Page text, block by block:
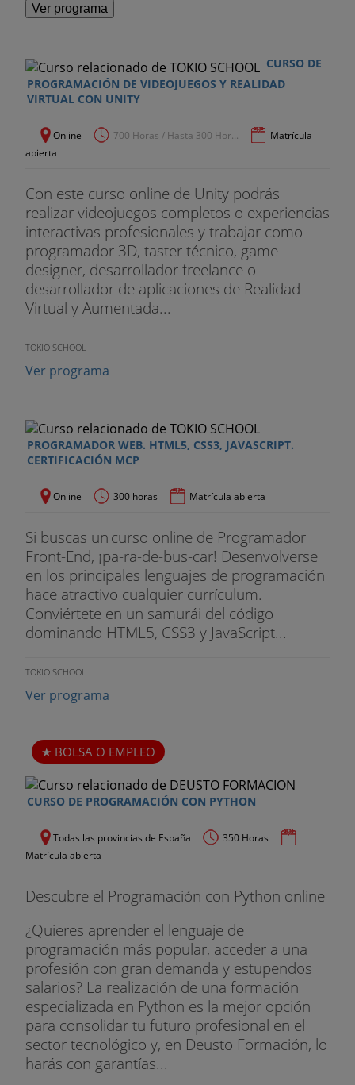
- Patrón 7-1 de arquitectura CSS3
- Frameworks de desarrollo rápido CSS: Bootstrap
y Tailwind
- Transpilado de JavaScript con Babel y
accesibilidad
- Depuración con DevTools en browser o VS Code
MÓDULO 10: REACTJS
- Introducción a React y Create-React-App
- JSX
- Desarrollo de componentes de clase y de función
- Eventos y hooks
- Formularios
- Despliegue y TypeScript en ReactJS
MÓDULO 11: REACT-ROUTER
- Routing y navegación en SPA
- Instalación y configuración de React Router
- “Routes”, “Route” y “Link”
- Rutas absolutas y relativas, y rutas con
parámetros
- Rutas anidadas, redirecciones y lazy loading
- Protección de rutas
MÓDULO 12: ANGULAR
- Bindings, componentes y plantillas
- Directivas y pipes en Angular
- Comunicación entre componentes y servicios en
Angular
- Routing y formularios en Angular
- Comunicaciones HTTP y despliegue a producción
Ver programa
CURSO DE
PROGRAMACIÓN DE VIDEOJUEGOS Y REALIDAD
VIRTUAL CON UNITY
Online 700 Horas / Hasta 300 Hor...
Matrícula
abierta
Con este curso online de Unity podrás
realizar videojuegos completos o experiencias
interactivas profesionales y trabajar como
programador 3D, taster técnico, game
designer, desarrollador freelance o
desarrollador de aplicaciones de Realidad
Virtual y Aumentada...
TOKIO SCHOOL
Ver programa
PROGRAMADOR WEB. HTML5, CSS3, JAVASCRIPT.
CERTIFICACIÓN MCP
Online 300 horas Matrícula abierta
Si buscas un curso online de Programador
Front-End, ¡pa-ra-de-bus-car! Desenvolverse
en los principales lenguajes de programación
hace atractivo cualquier currículum.
Conviértete en un samurái del código
dominando HTML5, CSS3 y JavaScript...
TOKIO SCHOOL
Ver programa
BOLSA O EMPLEO
CURSO DE PROGRAMACIÓN CON PYTHON
Todas las provincias de España
350 Horas
Matrícula abierta
Descubre el Programación con Python online
¿Quieres aprender el lenguaje de
programación más popular, acceder a una
profesión con gran demanda y estupendos
salarios? La realización de una formación
especializada en Python es la mejor opción
para consolidar tu futuro profesional en el
sector tecnológico y, en Deusto Formación, lo
harás con garantías...